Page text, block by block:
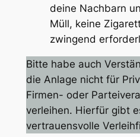
deine Nachbarn
Müll, keine
zwingend
Bitte habe auch
die Anlage nicht für
Firmen- oder
verleihen. Hierfür gibt
vertrauensvolle